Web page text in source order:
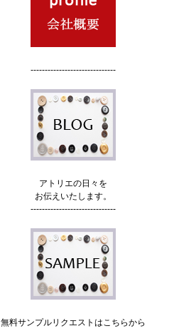
------------------------------
アトリエの日々を
お伝えいたします。
------------------------------
無料サンプルリクエストはこちらから